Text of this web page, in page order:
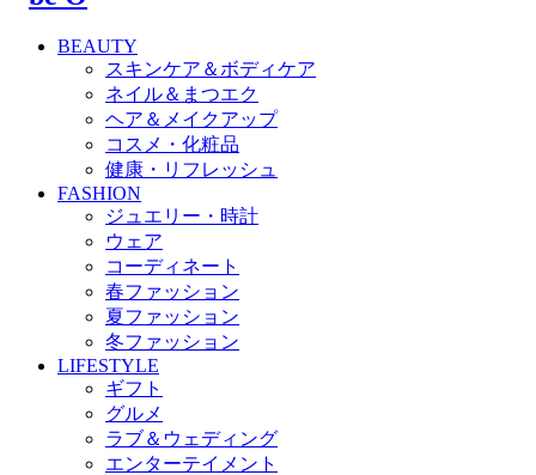
BEAUTY
スキンケア＆ボディケア
ネイル＆まつエク
ヘア＆メイクアップ
コスメ・化粧品
健康・リフレッシュ
FASHION
ジュエリー・時計
ウェア
コーディネート
春ファッション
夏ファッション
冬ファッション
LIFESTYLE
ギフト
グルメ
ラブ＆ウェディング
エンターテイメント